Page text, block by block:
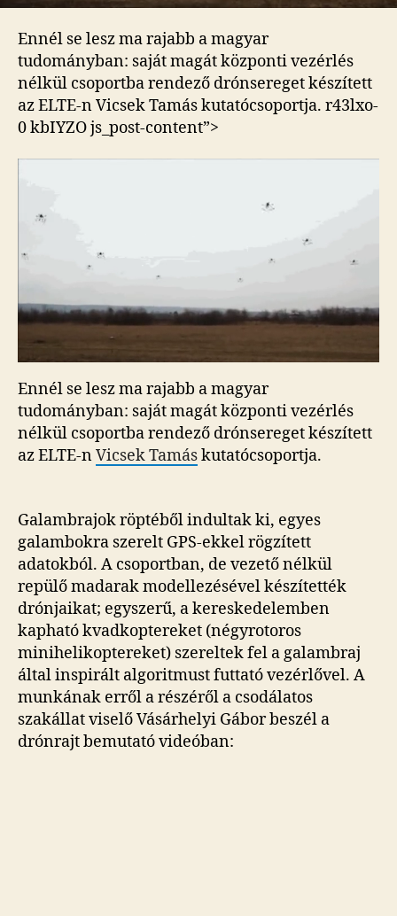
Ennél se lesz ma rajabb a magyar
tudományban: saját magát központi vezérlés
nélkül csoportba rendező drónsereget készített
az ELTE-n Vicsek Tamás kutatócsoportja. r43lxo-
0 kbIYZO js_post-content”>
Ennél se lesz ma rajabb a magyar
tudományban: saját magát központi vezérlés
nélkül csoportba rendező drónsereget készített
az ELTE-nVicsek Tamáskutatócsoportja.
Galambrajok röptéből indultak ki, egyes
galambokra szerelt GPS-ekkel rögzített
adatokból. A csoportban, de vezető nélkül
repülő madarak modellezésével készítették
drónjaikat; egyszerű, a kereskedelemben
kapható kvadkoptereket (négyrotoros
minihelikoptereket) szereltek fel a galambraj
által inspirált algoritmust futtató vezérlővel. A
munkának erről a részéről a csodálatos
szakállat viselő Vásárhelyi Gábor beszél a
drónrajt bemutató videóban: